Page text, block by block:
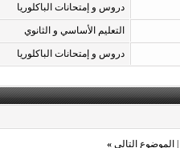
دروس و إمتحانات الباكلوريا
التعليم الأساسي و الثانوي
دروس و إمتحانات الباكلوريا
الموضوع التالي »